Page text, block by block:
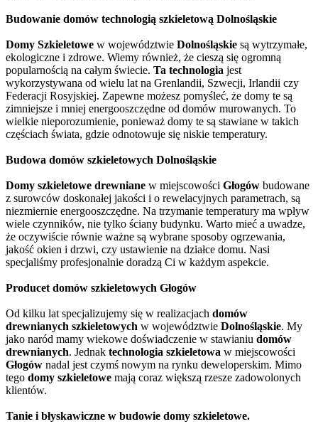
Budowanie domów technologią szkieletową Dolnośląskie
Domy Szkieletowe w województwie Dolnośląskie są wytrzymałe,
ekologiczne i zdrowe. Wiemy również, że cieszą się ogromną
popularnością na całym świecie. Ta technologia jest
wykorzystywana od wielu lat na Grenlandii, Szwecji, Irlandii czy
Federacji Rosyjskiej. Zapewne możesz pomyśleć, że domy te są
zimniejsze i mniej energooszczędne od domów murowanych. To
wielkie nieporozumienie, ponieważ domy te są stawiane w takich
częściach świata, gdzie odnotowuje się niskie temperatury.
Budowa domów szkieletowych Dolnośląskie
Domy szkieletowe drewniane w miejscowości Głogów budowane
z surowców doskonałej jakości i o rewelacyjnych parametrach, są
niezmiernie energooszczędne. Na trzymanie temperatury ma wpływ
wiele czynników, nie tylko ściany budynku. Warto mieć a uwadze,
że oczywiście równie ważne są wybrane sposoby ogrzewania,
jakość okien i drzwi, czy ustawienie na działce domu. Nasi
specjaliśmy profesjonalnie doradzą Ci w każdym aspekcie.
Producet domów szkieletowych Głogów
Od kilku lat specjalizujemy się w realizacjach domów
drewnianych szkieletowych w województwie Dolnośląskie. My
jako naród mamy wiekowe doświadczenie w stawianiu domów
drewnianych. Jednak technologia szkieletowa w miejscowości
Głogów nadal jest czymś nowym na rynku deweloperskim. Mimo
tego domy szkieletowe mają coraz większą rzesze zadowolonych
klientów.
Tanie i błyskawiczne w budowie domy szkieletowe.